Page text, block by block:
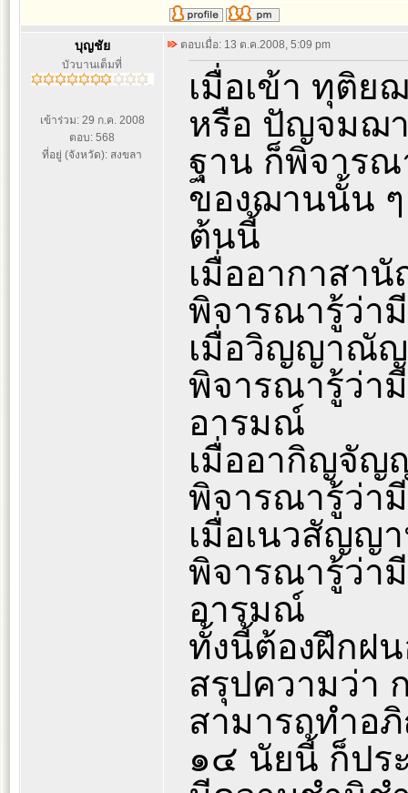
บุญชัย
บัวบานเต็มที่
เข้าร่วม: 29 ก.ค. 2008
ตอบ: 568
ที่อยู่ (จังหวัด): สงขลา
ตอบเมื่อ: 13 ต.ค.2008, 5:09 pm
เมื่อเข้า ทุติ
หรือ ปัญจมฌ
ฐาน ก็พิจาร
ของฌานนั้น
ต้นนี้
เมื่ออากาสา
พิจารณารู้ว่า
เมื่อวิญญาณั
พิจารณารู้ว่า
อารมณ์
เมื่ออากิญจัญ
พิจารณารู้ว่า
เมื่อเนวสัญญ
พิจารณารู้ว่า
อารมณ์
ทั้งนี้ต้องฝึกฝ
สรุปความว่า
สามารถทำอ
๑๔ นัยนี้ ก็ปร